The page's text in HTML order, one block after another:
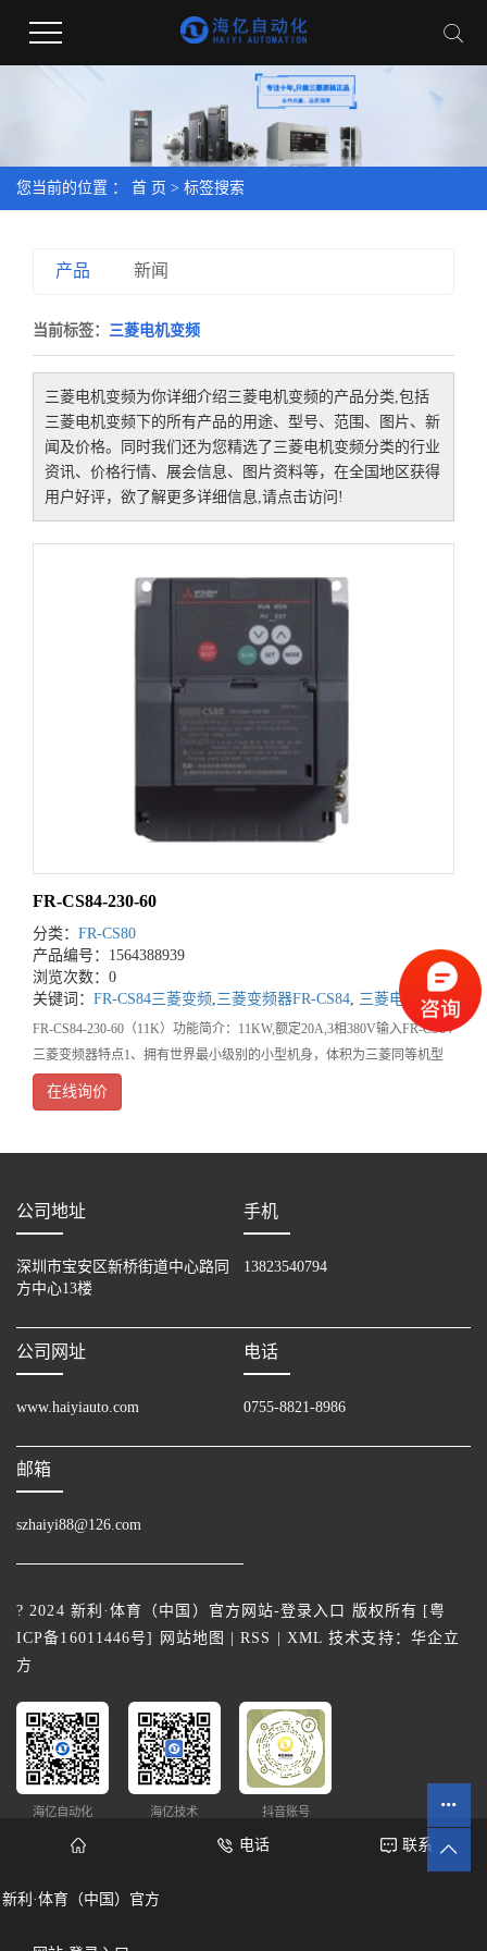
您当前的位置 ： 首 页 > 标签搜索
产品 新闻
当前标签： 三菱电机变频
三菱电机变频为你详细介绍三菱电机变频的产品分类,包括
三菱电机变频 下的所有产品的用途、型号、范围、图片、新
闻及价格。同时我们还为您精选了 三菱电机变频分类的行业
资讯、价格行情、展会信息、图片资料等，在全国地区获得
用户好评，欲了解更多详细信息,请点击访问!
FR-CS84-230-60
分类： FR-CS80
产品编号：1564388939
浏览次数：0
关键词： FR-CS84三菱变频,三菱变频器FR-CS84, 三菱电机变频
FR-CS84-230-60（11K）功能简介：11KW,额定20A,3相380V输入FR-CS84
三菱变频器特点1、拥有世界最小级别的小型机身，体积为三菱同等机型
的57%；2、配备通用磁通矢量控制和自动调谐功能
在线询价
公司地址
深圳市宝安区新桥街道中心路同
方中心13楼
手机
13823540794
公司网址
www.haiyiauto.com
电话
0755-8821-8986
邮箱
szhaiyi88@126.com
? 2024 新利·体育（中国）官方网站-登录入口 版权所有 [粤
ICP备16011446号] 网站地图 |RSS XML 技术支持： 华企立
方
海亿自动化 海亿技术 抖音账号
新利·体育（中国）官方
电话 联系